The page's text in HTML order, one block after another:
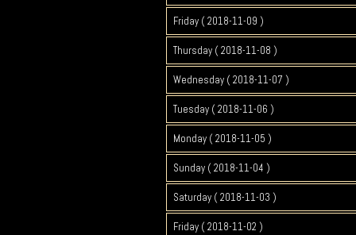
Friday ( 2018-11-09 )
Thursday ( 2018-11-08 )
Wednesday ( 2018-11-07 )
Tuesday ( 2018-11-06 )
Monday ( 2018-11-05 )
Sunday ( 2018-11-04 )
Saturday ( 2018-11-03 )
Friday ( 2018-11-02 )